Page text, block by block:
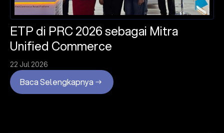
ETP di PRC 2026 sebagai Mitra
Unified Commerce
22 Jul 2026
Baca Selengkapnya